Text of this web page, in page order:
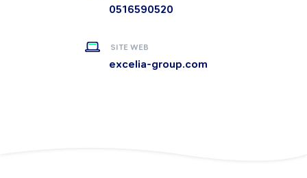
0516590520
SITE WEB
excelia-group.com